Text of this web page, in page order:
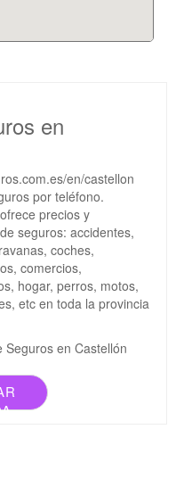
en
en/castellon
por teléfono.
precios y
seguros: accidentes,
coches,
comercios,
hogar, perros, motos,
etc en toda la provincia
en Castellón